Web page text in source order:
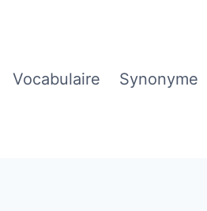
Vocabulaire Synonyme